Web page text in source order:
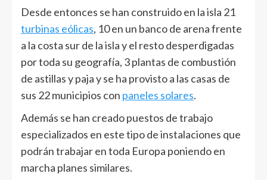
Desde entonces se han construido en la isla 21
turbinas eólicas, 10 en un banco de arena frente
a la costa sur de la isla y el resto desperdigadas
por toda su geografía, 3 plantas de combustión
de astillas y paja y se ha provisto a las casas de
sus 22 municipios con paneles solares.
Además se han creado puestos de trabajo
especializados en este tipo de instalaciones que
podrán trabajar en toda Europa poniendo en
marcha planes similares.